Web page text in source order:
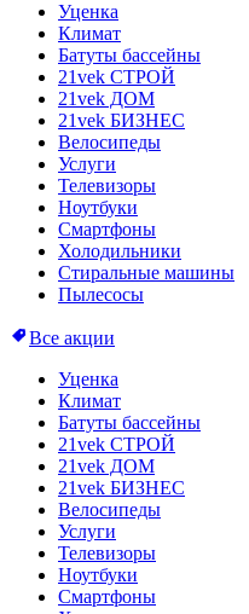
Уценка
Климат
Батуты бассейны
21vek СТРОЙ
21vek ДОМ
21vek БИЗНЕС
Велосипеды
Услуги
Телевизоры
Ноутбуки
Смартфоны
Холодильники
Стиральные машины
Пылесосы
Все акции
Уценка
Климат
Батуты бассейны
21vek СТРОЙ
21vek ДОМ
21vek БИЗНЕС
Велосипеды
Услуги
Телевизоры
Ноутбуки
Смартфоны